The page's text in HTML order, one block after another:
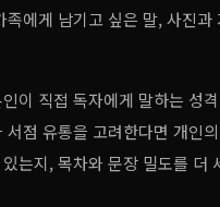
족에게 남기고 싶은 말, 사진과
이 직접 독자에게 말하는 성
서점 유통을 고려한다면 개인
는지, 목차와 문장 밀도를 더